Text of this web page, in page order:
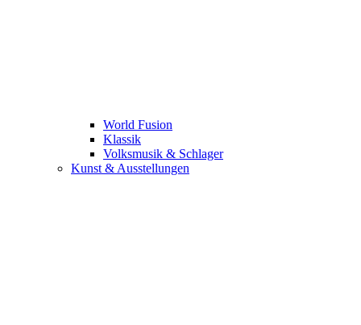
World Fusion
Klassik
Volksmusik & Schlager
Kunst & Ausstellungen